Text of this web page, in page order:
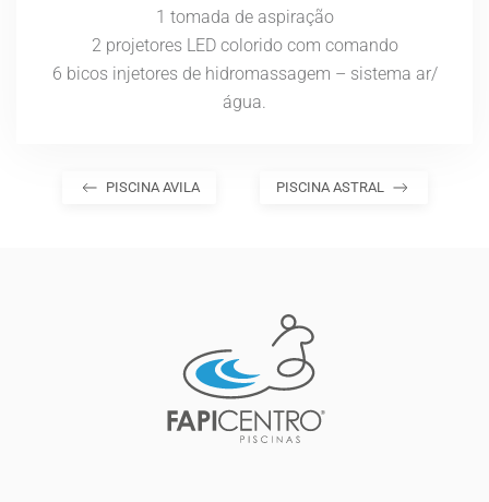
1 tomada de aspiração
2 projetores LED colorido com comando
6 bicos injetores de hidromassagem – sistema ar/
água.
PISCINA AVILA PISCINA ASTRAL